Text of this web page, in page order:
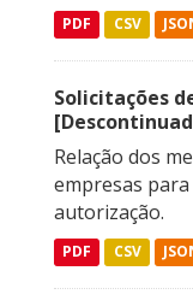
PDF CSV
Solicitações
Relação dos
empresas
autorização.
PDF CSV